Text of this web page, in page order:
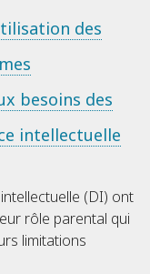
des
besoins des
intellectuelle
(DI) ont
rôle parental qui
limitations